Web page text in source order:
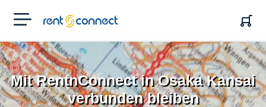
RENT'N
CONNECT
Mit RentnConnect in Osaka Kansai
verbunden bleiben